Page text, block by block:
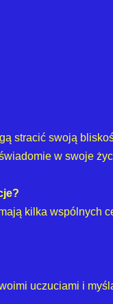
stracić swoją
w swoje
kilka wspólnych
uczuciami i